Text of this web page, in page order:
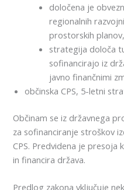
določena je
regionalnih
prostorskih planov,
strategija določa
sofinancirajo iz
javno finančnimi
občinska CPS, 5-letni
Občinam se iz državnega
za sofinanciranje stroškov
CPS. Predvidena je presoja
in financira država.
Predlog zakona vključuje